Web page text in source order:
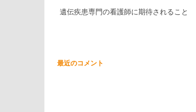
遺伝疾患専門の看護師に期待されること
最近のコメント